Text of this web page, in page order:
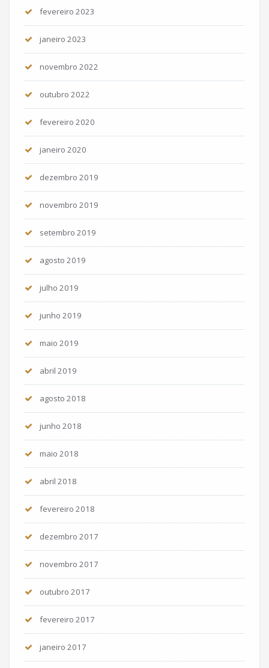
fevereiro 2023
janeiro 2023
novembro 2022
outubro 2022
fevereiro 2020
janeiro 2020
dezembro 2019
novembro 2019
setembro 2019
agosto 2019
julho 2019
junho 2019
maio 2019
abril 2019
agosto 2018
junho 2018
maio 2018
abril 2018
fevereiro 2018
dezembro 2017
novembro 2017
outubro 2017
fevereiro 2017
janeiro 2017